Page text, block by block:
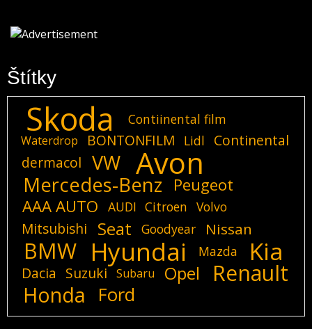
Štítky
Skoda Contiinental film
Waterdrop BONTONFILM Lidl
Continental
dermacol
VW Avon
Mercedes-Benz
Peugeot
AAA AUTO
AUDI Citroen Volvo
Mitsubishi Seat Goodyear Nissan
BMW Hyundai Mazda Kia
Dacia Suzuki Subaru Opel Renault
Honda Ford